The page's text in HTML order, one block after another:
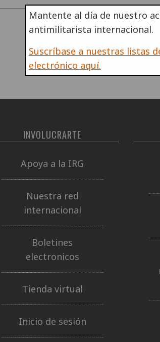
Mantente al día de nuestro
antimilitarista internacional.
Suscríbase a nuestras listas
electrónico aquí.
INVOLUCRARTE
Apoya a la IRG
Nuestra red
internacional
Boletines
electronicos
Tienda virtual
Inicio de sesión